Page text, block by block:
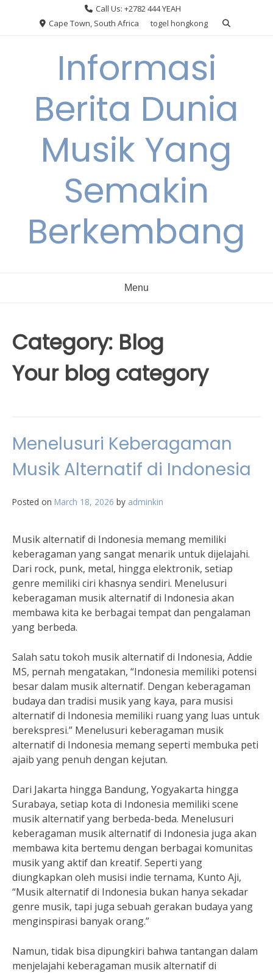
Call Us: +2782 444 YEAH
Cape Town, South Africa
togel hongkong
Informasi
Berita Dunia
Musik Yang
Semakin
Berkembang
Menu
Category: Blog
Your blog category
Menelusuri Keberagaman
Musik Alternatif di Indonesia
Posted on March 18, 2026 by adminkin
Musik alternatif di Indonesia memang memiliki
keberagaman yang sangat menarik untuk dijelajahi.
Dari rock, punk, metal, hingga elektronik, setiap
genre memiliki ciri khasnya sendiri. Menelusuri
keberagaman musik alternatif di Indonesia akan
membawa kita ke berbagai tempat dan pengalaman
yang berbeda.
Salah satu tokoh musik alternatif di Indonesia, Addie
MS, pernah mengatakan, “Indonesia memiliki potensi
besar dalam musik alternatif. Dengan keberagaman
budaya dan tradisi musik yang kaya, para musisi
alternatif di Indonesia memiliki ruang yang luas untuk
berekspresi.” Menelusuri keberagaman musik
alternatif di Indonesia memang seperti membuka peti
ajaib yang penuh dengan kejutan.
Dari Jakarta hingga Bandung, Yogyakarta hingga
Surabaya, setiap kota di Indonesia memiliki scene
musik alternatif yang berbeda-beda. Menelusuri
keberagaman musik alternatif di Indonesia juga akan
membawa kita bertemu dengan berbagai komunitas
musik yang aktif dan kreatif. Seperti yang
diungkapkan oleh musisi indie ternama, Kunto Aji,
“Musik alternatif di Indonesia bukan hanya sekadar
genre musik, tapi juga sebuah gerakan budaya yang
menginspirasi banyak orang.”
Namun, tidak bisa dipungkiri bahwa tantangan dalam
menjelajahi keberagaman musik alternatif di